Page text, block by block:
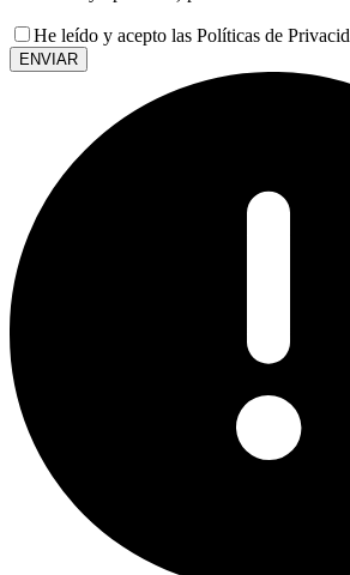
He leído y acepto las Políticas de